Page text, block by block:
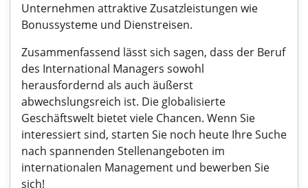
Unternehmen attraktive Zusatzleistungen wie
Bonussysteme und Dienstreisen.
Zusammenfassend lässt sich sagen, dass der Beruf
des International Managers sowohl
herausfordernd als auch äußerst
abwechslungsreich ist. Die globalisierte
Geschäftswelt bietet viele Chancen. Wenn Sie
interessiert sind, starten Sie noch heute Ihre Suche
nach spannenden Stellenangeboten im
internationalen Management und bewerben Sie
sich!